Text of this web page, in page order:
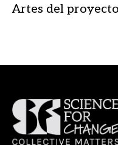
Artes del proyecto